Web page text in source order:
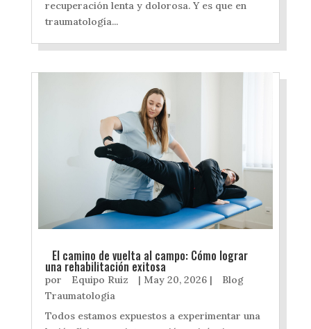
recuperación lenta y dolorosa. Y es que en
traumatología...
El camino de vuelta al campo: Cómo lograr
una rehabilitación exitosa
por Equipo Ruiz | May 20, 2026|
Blog
Traumatología
Todos estamos expuestos a experimentar una